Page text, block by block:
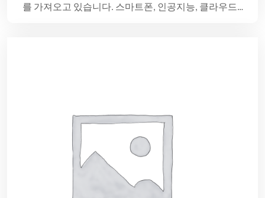
를 가져오고 있습니다. 스마트폰, 인공지능, 클라우드…